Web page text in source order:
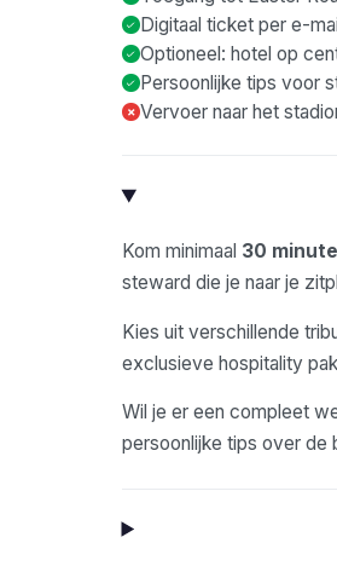
Digitaal ticket per e-
Optioneel: hotel op
Persoonlijke tips voor
× Vervoer naar het
Kom minimaal 30
steward die je naar je
Kies uit verschillende
exclusieve hospitality
Wil je er een compleet
persoonlijke tips over de